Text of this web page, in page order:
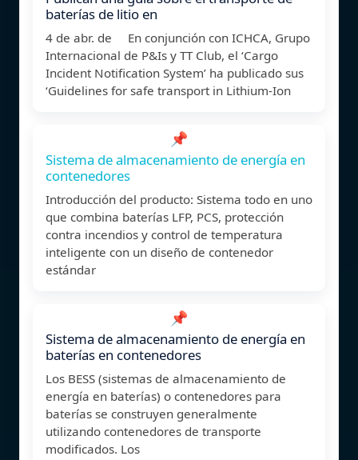
baterías de litio en
4 de abr. de En conjunción con ICHCA, Grupo
Internacional de P&Is y TT Club, el ‘Cargo
Incident Notification System’ ha publicado sus
‘Guidelines for safe transport in Lithium-Ion
📌
Sistema de almacenamiento de energía en
contenedores
Introducción del producto: Sistema todo en uno
que combina baterías LFP, PCS, protección
contra incendios y control de temperatura
inteligente con un diseño de contenedor
estándar
📌
Sistema de almacenamiento de energía en
baterías en contenedores
Los BESS (sistemas de almacenamiento de
energía en baterías) o contenedores para
baterías se construyen generalmente
utilizando contenedores de transporte
modificados. Los